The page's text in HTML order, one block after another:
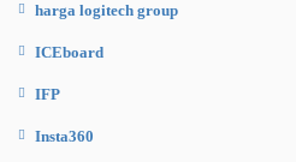
harga logitech group
ICEboard
IFP
Insta360